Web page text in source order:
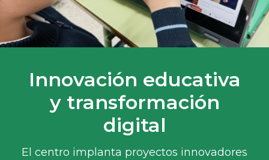
Innovación educativa
y transformación
digital
El centro implanta proyectos innovadores